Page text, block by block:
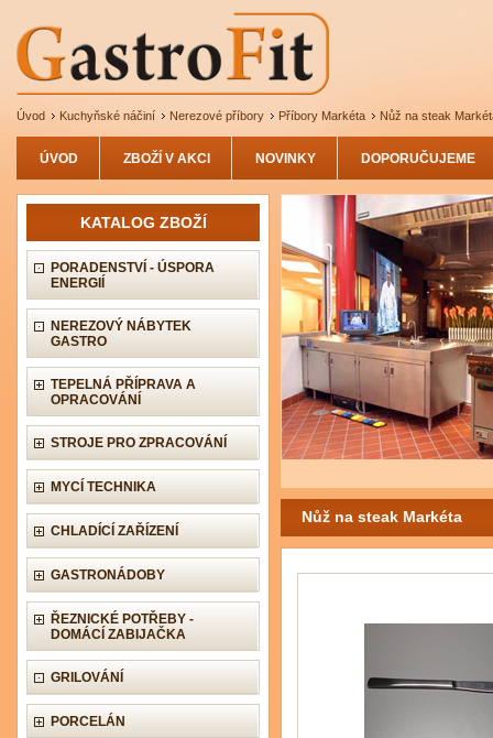
Úvod Kuchyňské náčiní Nerezové příbory Příbory Markéta Nůž na steak
ÚVOD ZBOŽÍ V AKCI NOVINKY DOPORUČUJEME
KATALOG ZBOŽÍ
PORADENSTVÍ - ÚSPORA
ENERGIÍ
NEREZOVÝ NÁBYTEK
GASTRO
TEPELNÁ PŘÍPRAVA A
OPRACOVÁNÍ
STROJE PRO ZPRACOVÁNÍ
MYCÍ TECHNIKA
CHLADÍCÍ ZAŘÍZENÍ
GASTRONÁDOBY
ŘEZNICKÉ POTŘEBY -
DOMÁCÍ ZABIJAČKA
GRILOVÁNÍ
PORCELÁN
Nůž na steak Markéta